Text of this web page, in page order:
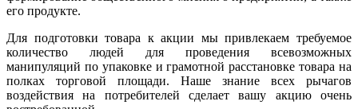
его продукте.
Для подготовки товара к акции мы привлекаем требуемое
количество людей для проведения всевозможных
манипуляций по упаковке и грамотной расстановке товара на
полках торговой площади. Наше знание всех рычагов
воздействия на потребителей сделает вашу акцию очень